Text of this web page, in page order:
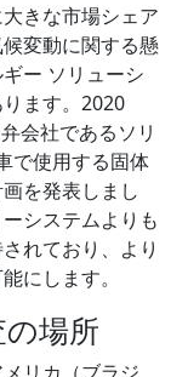
きな市場シェア
変動に関する懸
ー ソリューシ
ます。2020
会社であるソリ
で使用する固体
を発表しまし
システムよりも
れており、より
にします。
場所
リカ（ブラジ